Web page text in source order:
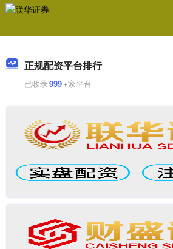
正规配资平台排行
已收录999+家平台